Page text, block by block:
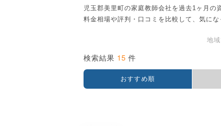
児玉郡美里町の家庭教師会社を過去1ヶ月の
料金相場や評判・口コミを比較して、気に
地
検索結果 15 件
おすすめ順